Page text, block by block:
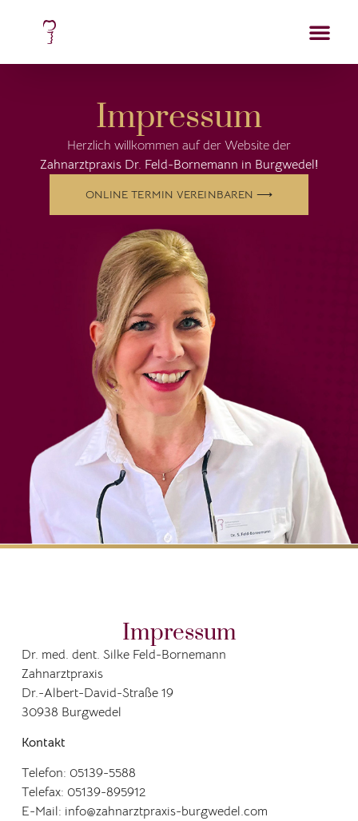
Impressum
Herzlich willkommen auf der Website der
Zahnarztpraxis Dr. Feld-Bornemann in Burgwedel!
ONLINE TERMIN VEREINBAREN ⟶
Impressum
Dr. med. dent. Silke Feld-Bornemann
Zahnarztpraxis
Dr.-Albert-David-Straße 19
30938 Burgwedel
Kontakt
Telefon: 05139-5588
Telefax: 05139-895912
E-Mail: info@zahnarztpraxis-burgwedel.com